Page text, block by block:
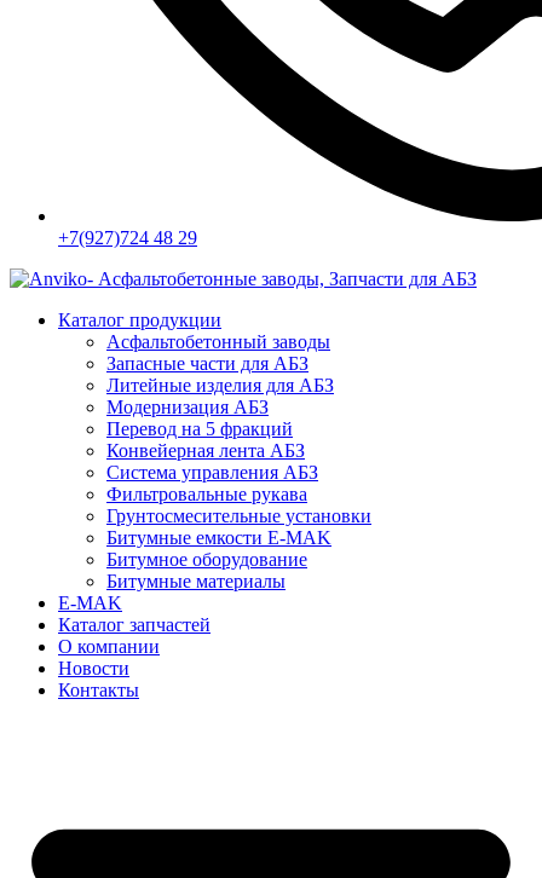
+7(927)724 48 29
Каталог продукции
Асфальтобетонный заводы
Запасные части для АБЗ
Литейные изделия для АБЗ
Модернизация АБЗ
Перевод на 5 фракций
Конвейерная лента АБЗ
Система управления АБЗ
Фильтровальные рукава
Грунтосмесительные установки
Битумные емкости E-MAK
Битумное оборудование
Битумные материалы
E-MAK
Каталог запчастей
О компании
Новости
Контакты